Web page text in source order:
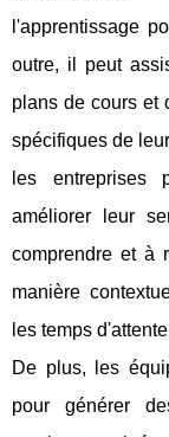
l'apprentissage
outre, il peut
plans de cours et
spécifiques de
les entreprises
améliorer leur
comprendre et à
manière
les temps
De plus, les
pour générer